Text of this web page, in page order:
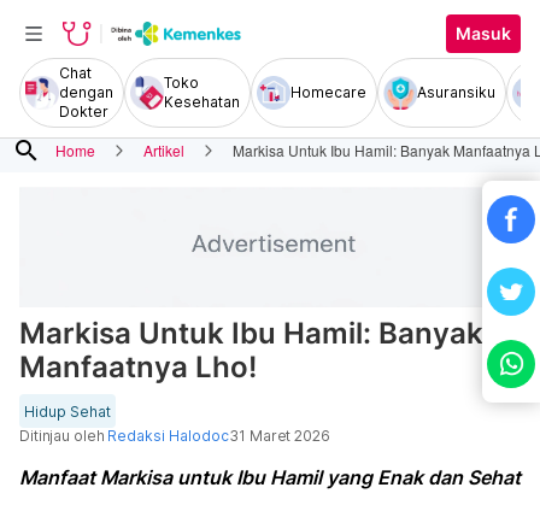
Masuk
Chat
dengan
Dokter
Toko
Kesehatan
Homecare Asuransiku
search Home Artikel Markisa Untuk Ibu Hamil: Banyak Manfaatnya
Markisa Untuk Ibu Hamil: Banyak
Manfaatnya Lho!
Hidup Sehat
Ditinjau oleh Redaksi Halodoc31 Maret 2026
Manfaat Markisa untuk Ibu Hamil yang Enak dan Sehat